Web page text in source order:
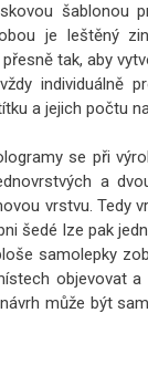
šablonou
je leštěný
tak, aby
individuálně
a jejich počtu
se při
a
vrstvu. Tedy
šedé lze pak
samolepky
objevovat
může být